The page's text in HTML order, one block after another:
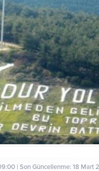
| Son Güncellenme: 18 Mart